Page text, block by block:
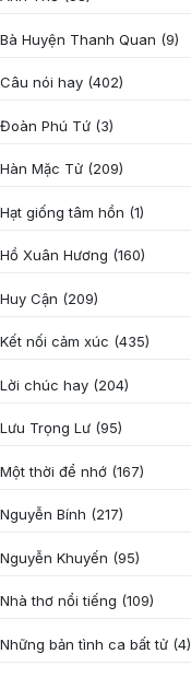
Bà Huyện Thanh Quan (9)
Câu nói hay (402)
Đoàn Phú Tứ (3)
Hàn Mặc Tử (209)
Hạt giống tâm hồn (1)
Hồ Xuân Hương (160)
Huy Cận (209)
Kết nối cảm xúc (435)
Lời chúc hay (204)
Lưu Trọng Lư (95)
Một thời để nhớ (167)
Nguyễn Bính (217)
Nguyễn Khuyến (95)
Nhà thơ nổi tiếng (109)
Những bản tình ca bất tử (4)